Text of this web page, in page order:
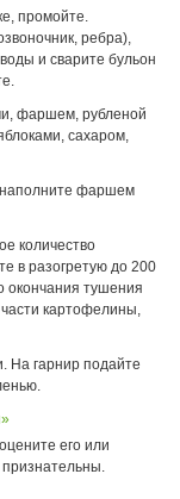
промойте.
ребра),
и сварите бульон
фаршем, рубленой
сахаром,
наполните фаршем
количество
в разогретую до 200
окончания тушения
картофелины,
На гарнир подайте
его или